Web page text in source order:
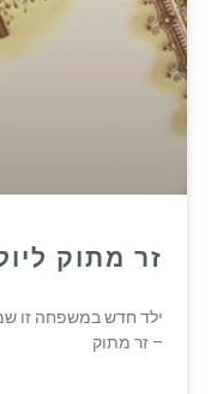
זר מתוק
ילד חדש במשפחה זו
– זר מתוק